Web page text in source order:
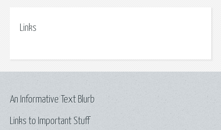
Links
Links to Important Stuff
An Informative Text Blurb